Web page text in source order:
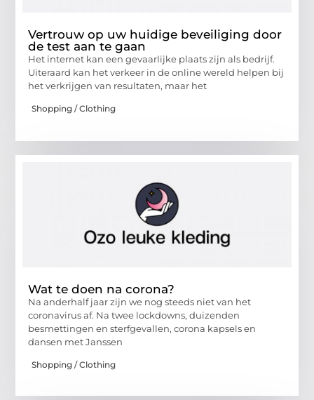
Vertrouw op uw huidige beveiliging door
de test aan te gaan
Het internet kan een gevaarlijke plaats zijn als bedrijf.
Uiteraard kan het verkeer in de online wereld helpen bij
het verkrijgen van resultaten, maar het
Shopping / Clothing
Wat te doen na corona?
Na anderhalf jaar zijn we nog steeds niet van het
coronavirus af. Na twee lockdowns, duizenden
besmettingen en sterfgevallen, corona kapsels en
dansen met Janssen
Shopping / Clothing